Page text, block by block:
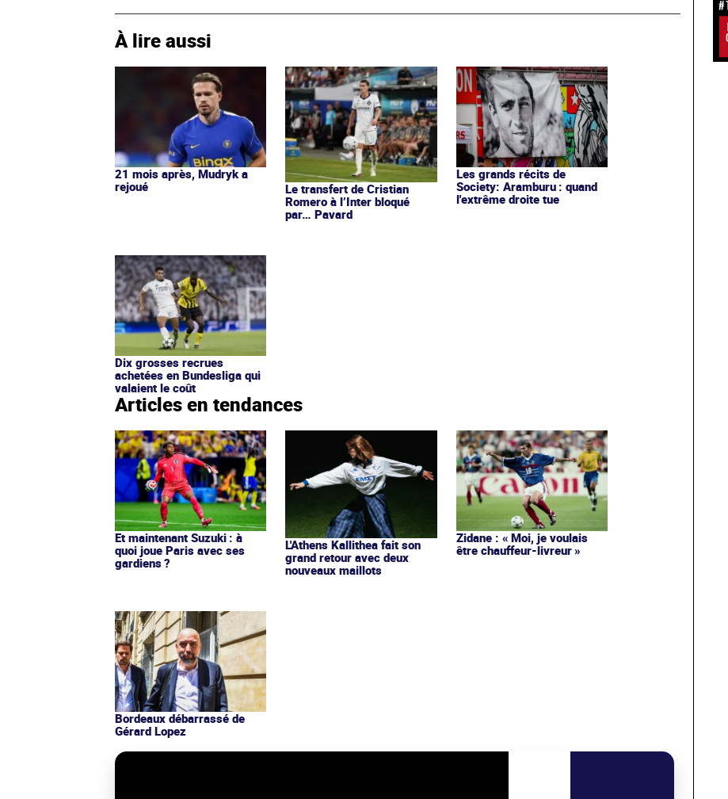
À lire aussi
21 mois après, Mudryk a
rejoué
Le transfert de Cristian
Romero à l’Inter bloqué
par… Pavard
Les grands récits de
Society: Aramburu : quand
l'extrême droite tue
Dix grosses recrues
achetées en Bundesliga qui
valaient le coût
Articles en tendances
Et maintenant Suzuki : à
quoi joue Paris avec ses
gardiens ?
L'Athens Kallithea fait son
grand retour avec deux
nouveaux maillots
Zidane : « Moi, je voulais
être chauffeur-livreur »
Bordeaux débarrassé de
Gérard Lopez